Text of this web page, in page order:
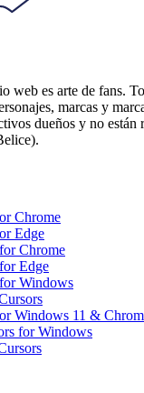
web es arte de fans.
marcas y
dueños y no están
Chrome
Edge
Chrome
Edge
Windows
Windows 11 &
for Windows